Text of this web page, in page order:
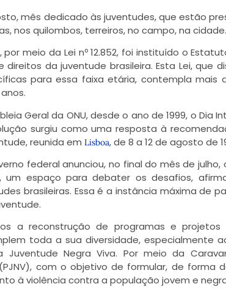
mês dedicado às juventudes, que estão
nos quilombos, terreiros, no campo, na cidade.
por meio da Lei nº 12.852, foi instituído o
da juventude brasileira. Esta Lei, que
para essa faixa etária, contempla mais
Geral da ONU, desde o ano de 1999, o Dia
surgiu como uma resposta à
reunida em Lisboa, de 8 a 12 de agosto de
federal anunciou, no final do mês de
um espaço para debater os desafios,
brasileiras. Essa é a instância máxima de
a reconstrução de programas e
toda a sua diversidade, especialmente
Juventude Negra Viva. Por meio da
com o objetivo de formular, de forma
à violência contra a população jovem e